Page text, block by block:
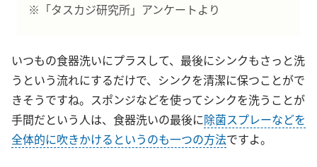
※「タスカジ研究所」アンケートより
いつもの食器洗いにプラスして、最後にシンクもさっと洗
うという流れにするだけで、シンクを清潔に保つことがで
きそうですね。スポンジなどを使ってシンクを洗うことが
手間だという人は、食器洗いの最後に除菌スプレーなどを
全体的に吹きかけるというのも一つの方法ですよ。